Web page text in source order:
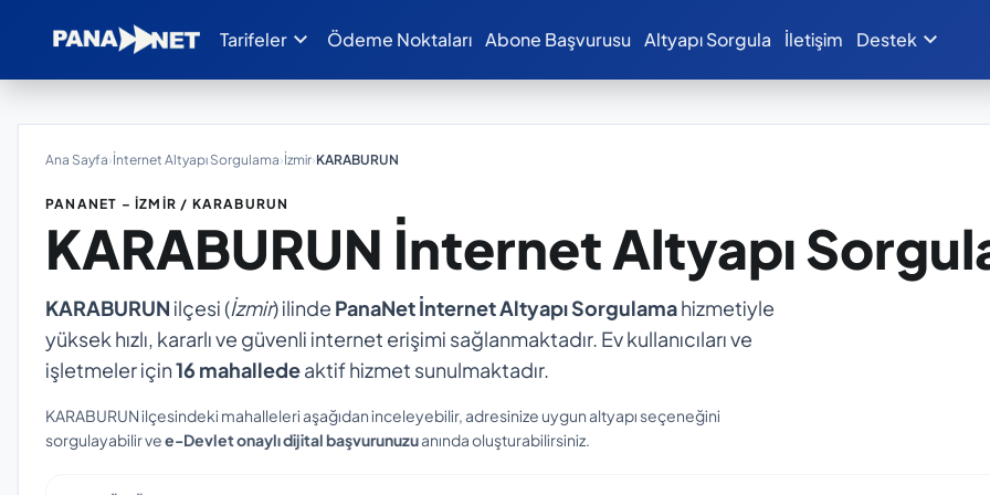
Tarifeler expand_more Ödeme Noktaları Abone Başvurusu Altyapı Sorgula İletişim Destek expand_more
Ana Sayfa›İnternet Altyapı Sorgulama›İzmir›KARABURUN
PANANET – İZMIR / KARABURUN
KARABURUN İnternet Altyapı
KARABURUN ilçesi (İzmir) ilinde PanaNet İnternet Altyapı Sorgulamahizmetiyle
yüksek hızlı, kararlı ve güvenli internet erişimi sağlanmaktadır. Ev kullanıcıları ve
işletmeler için16 mahalledeaktif hizmet sunulmaktadır.
KARABURUN ilçesindeki mahalleleri aşağıdan inceleyebilir, adresinize uygun altyapı seçeneğini
sorgulayabilir vee-Devlet onaylı dijital başvurunuzuanında oluşturabilirsiniz.